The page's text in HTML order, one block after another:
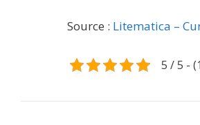
Source : Litematica –
5 / 5 -